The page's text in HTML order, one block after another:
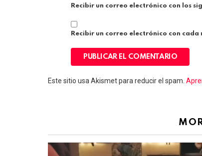
Recibir un correo electrónico con los
Recibir un correo electrónico con cada
Este sitio usa Akismet para reducir el spam.